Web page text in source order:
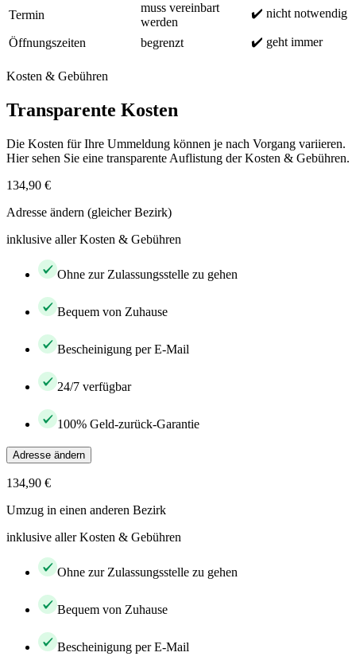
Termin
muss vereinbart
werden
✔️ nicht notwendig
Öffnungszeiten begrenzt ✔️ geht immer
Kosten & Gebühren
Transparente Kosten
Die Kosten für Ihre Ummeldung können je nach Vorgang variieren.
Hier sehen Sie eine transparente Auflistung der Kosten & Gebühren.
134,90 €
Adresse ändern (gleicher Bezirk)
inklusive aller Kosten & Gebühren
Ohne zur Zulassungsstelle zu gehen
Bequem von Zuhause
Bescheinigung per E-Mail
24/7 verfügbar
100% Geld-zurück-Garantie
Adresse ändern
134,90 €
Umzug in einen anderen Bezirk
inklusive aller Kosten & Gebühren
Ohne zur Zulassungsstelle zu gehen
Bequem von Zuhause
Bescheinigung per E-Mail